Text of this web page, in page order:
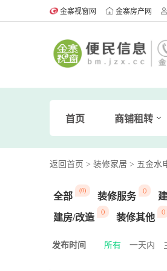
金寨视窗网 金寨房产网
首页 商铺租转
返回首页 > 装修家居 > 五金水
全部
(0)
装修服务
()
建房/改造
()
装修其他
()
发布时间 所有 一天内